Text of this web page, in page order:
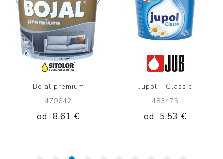
Bojal premium
479642
od 8,61 €
Jupol - Classic
483475
od 5,53 €